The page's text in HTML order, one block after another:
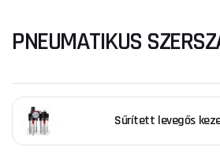
PNEUMATIKUS
Sűrített levegős